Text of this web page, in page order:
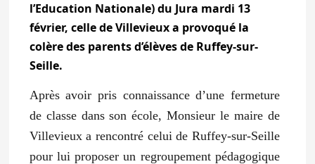
l’Education Nationale) du Jura mardi 13
février, celle de Villevieux a provoqué la
colère des parents d’élèves de Ruffey-sur-
Seille.
Après avoir pris connaissance d’une fermeture
de classe dans son école, Monsieur le maire de
Villevieux a rencontré celui de Ruffey-sur-Seille
pour lui proposer un regroupement pédagogique